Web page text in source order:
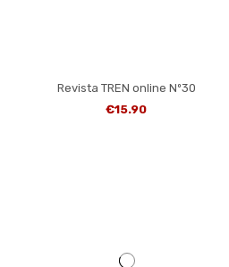
Revista TREN online Nº30
€15.90